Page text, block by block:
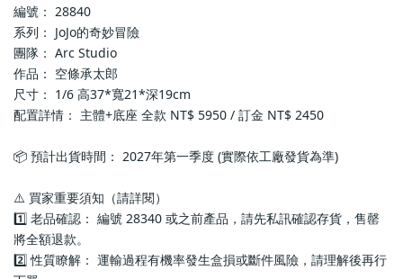
編號： 28840
系列： JoJo的奇妙冒險
團隊： Arc Studio
作品： 空條承太郎
尺寸： 1/6 高37*寬21*深19cm
配置詳情： 主體+底座 全款 NT$ 5950 / 訂金 NT$ 2450
📦 預計出貨時間： 2027年第一季度 (實際依工廠發貨為準)
⚠️ 買家重要須知（請詳閱）
1️⃣ 老品確認： 編號 28340 或之前產品，請先私訊確認存貨，售罄
將全額退款。
2️⃣ 性質瞭解： 運輸過程有機率發生盒損或斷件風險，請理解後再行